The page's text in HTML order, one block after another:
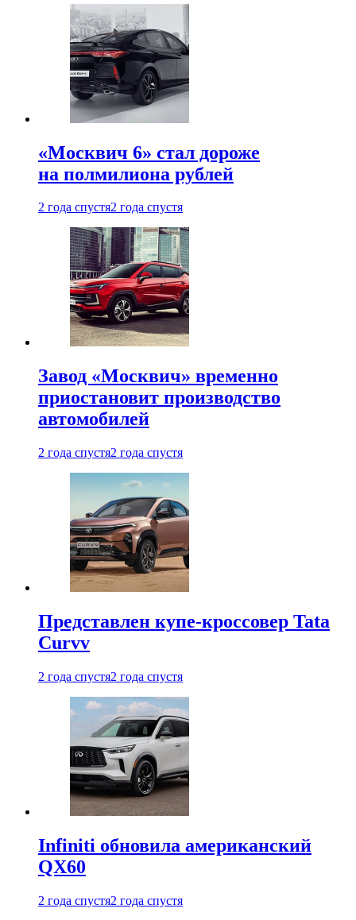
«Москвич 6» стал дороже
на полмилиона рублей
2 года спустя2 года спустя
Завод «Москвич» временно
приостановит производство
автомобилей
2 года спустя2 года спустя
Представлен купе-кроссовер Tata
Curvv
2 года спустя2 года спустя
Infiniti обновила американский
QX60
2 года спустя2 года спустя